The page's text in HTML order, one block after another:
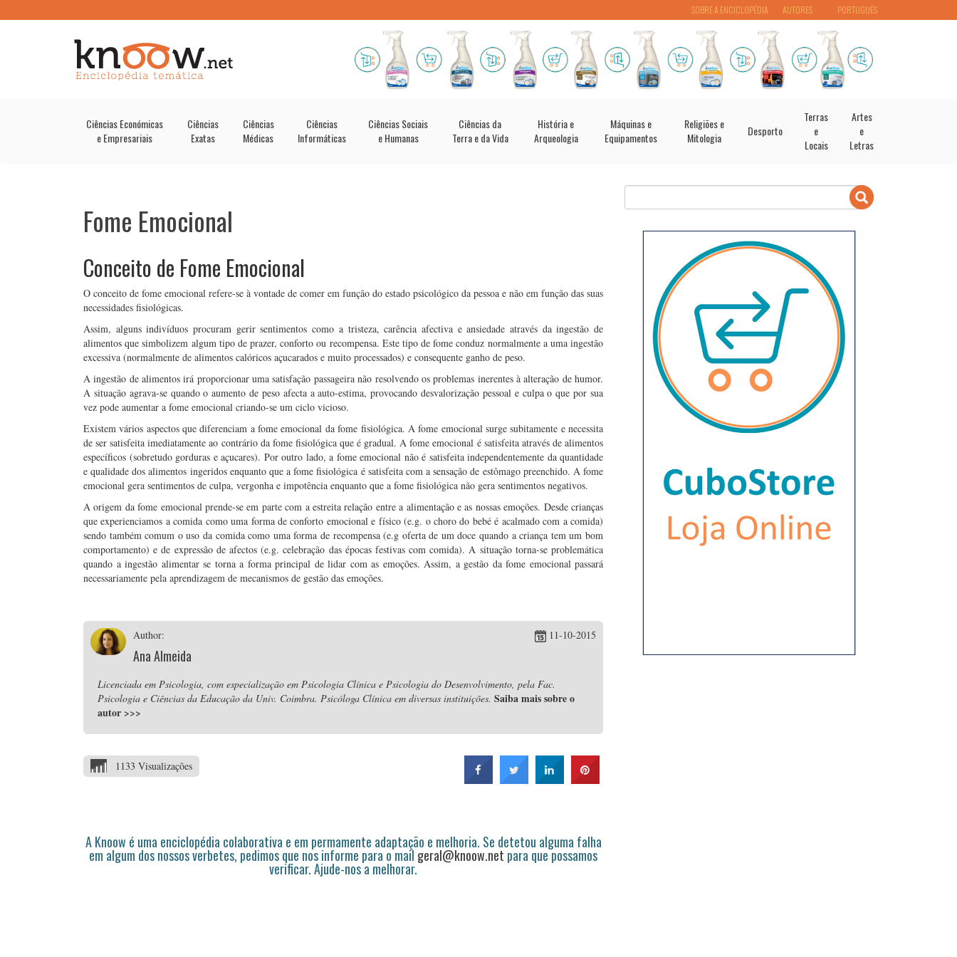
PORTUGUÊS
SOBRE A ENCICLOPÉDIA AUTORES
Ciências Económicas
e Empresariais
Ciências
Exatas
Ciências
Médicas
Ciências
Informáticas
Ciências Sociais
e Humanas
Ciências da
Terra e da Vida
História e
Arqueologia
Máquinas e
Equipamentos
Religiões e
Mitologia
Desporto
Terras
e
Locais
Artes
e
Letras
Fome Emocional
Conceito de Fome Emocional
O conceito de fome emocional refere-se à vontade de comer em função do estado psicológico da pessoa e não em função das suas
necessidades fisiológicas.
Assim, alguns indivíduos procuram gerir sentimentos como a tristeza, carência afectiva e ansiedade através da ingestão de
alimentos que simbolizem algum tipo de prazer, conforto ou recompensa. Este tipo de fome conduz normalmente a uma ingestão
excessiva (normalmente de alimentos calóricos açucarados e muito processados) e consequente ganho de peso.
A ingestão de alimentos irá proporcionar uma satisfação passageira não resolvendo os problemas inerentes à alteração de humor.
A situação agrava-se quando o aumento de peso afecta a auto-estima, provocando desvalorização pessoal e culpa o que por sua
vez pode aumentar a fome emocional criando-se um ciclo vicioso.
Existem vários aspectos que diferenciam a fome emocional da fome fisiológica. A fome emocional surge subitamente e necessita
de ser satisfeita imediatamente ao contrário da fome fisiológica que é gradual. A fome emocional é satisfeita através de alimentos
específicos (sobretudo gorduras e açucares). Por outro lado, a fome emocional não é satisfeita independentemente da quantidade
e qualidade dos alimentos ingeridos enquanto que a fome fisiológica é satisfeita com a sensação de estômago preenchido. A fome
emocional gera sentimentos de culpa, vergonha e impotência enquanto que a fome fisiológica não gera sentimentos negativos.
A origem da fome emocional prende-se em parte com a estreita relação entre a alimentação e as nossas emoções. Desde crianças
que experienciamos a comida como uma forma de conforto emocional e físico (e.g. o choro do bebé é acalmado com a comida)
sendo também comum o uso da comida como uma forma de recompensa (e.g oferta de um doce quando a criança tem um bom
comportamento) e de expressão de afectos (e.g. celebração das épocas festivas com comida). A situação torna-se problemática
quando a ingestão alimentar se torna a forma principal de lidar com as emoções. Assim, a gestão da fome emocional passará
necessariamente pela aprendizagem de mecanismos de gestão das emoções.
Author:
Ana Almeida
11-10-2015
Licenciada em Psicologia, com especialização em Psicologia Clínica e Psicologia do Desenvolvimento, pela Fac.
Psicologia e Ciências da Educação da Univ. Coimbra. Psicóloga Clínica em diversas instituições. Saiba mais sobre o
autor >>>
1133 Visualizações
A Knoow é uma enciclopédia colaborativa e em permamente adaptação e melhoria. Se detetou alguma falha
em algum dos nossos verbetes, pedimos que nos informe para o mail geral@knoow.net para que possamos
verificar. Ajude-nos a melhorar.